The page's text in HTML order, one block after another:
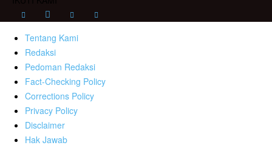
Tentang Kami
Redaksi
Pedoman Redaksi
Fact-Checking Policy
Corrections Policy
Privacy Policy
Disclaimer
Hak Jawab